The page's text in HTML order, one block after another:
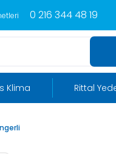
0 216 344 48 19
Klima Rittal